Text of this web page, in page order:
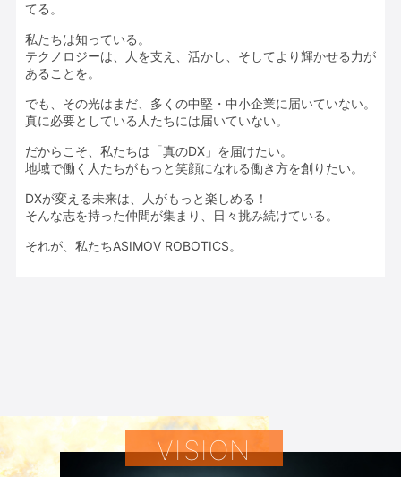
てる。
私たちは知っている。
テクノロジーは、人を支え、活かし、そしてより輝かせる力が
あることを。
でも、その光はまだ、多くの中堅・中小企業に届いていない。
真に必要としている人たちには届いていない。
だからこそ、私たちは「真のDX」を届けたい。
地域で働く人たちがもっと笑顔になれる働き方を創りたい。
DXが変える未来は、人がもっと楽しめる！
そんな志を持った仲間が集まり、日々挑み続けている。
それが、私たちASIMOV ROBOTICS。